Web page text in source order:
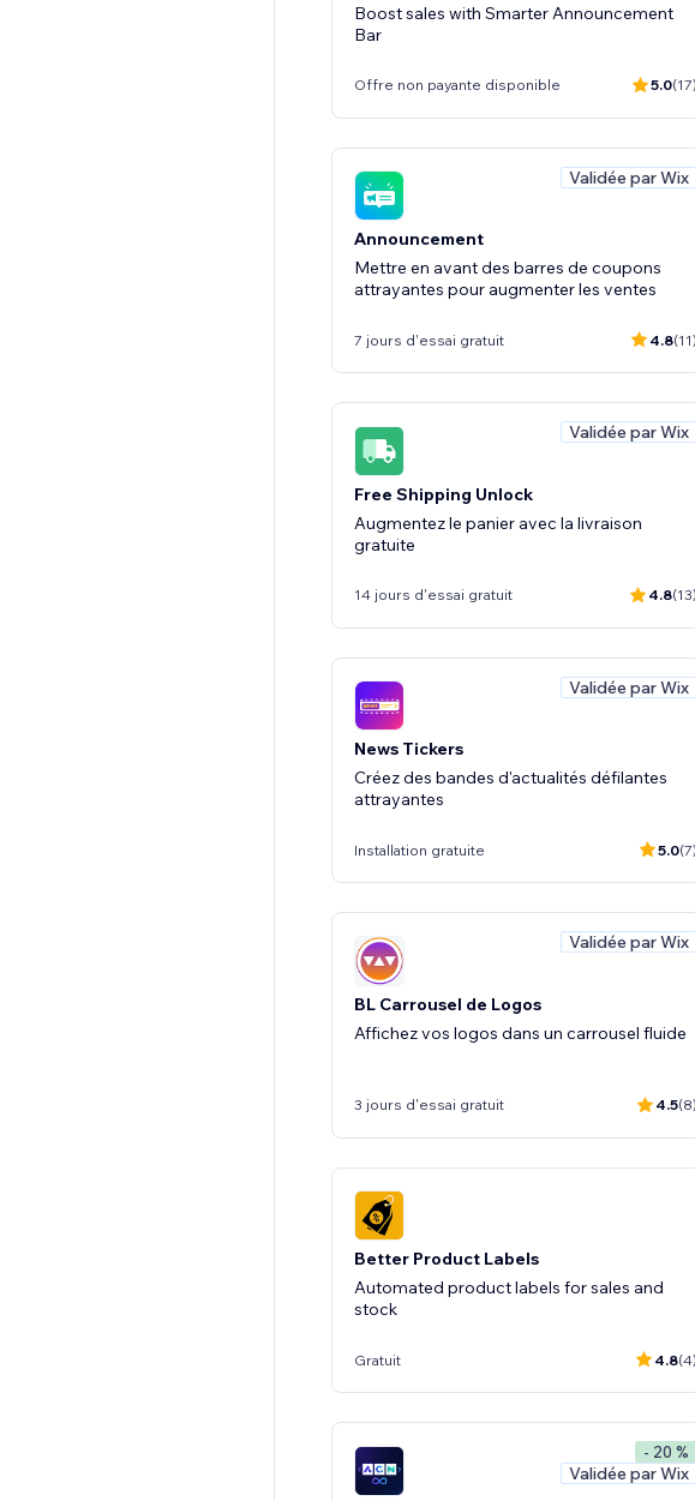
Boost sales with Smarter Announcement
Bar
Offre non payante disponible 5.0(17)
Validée par Wix
Announcement
Mettre en avant des barres de coupons
attrayantes pour augmenter les ventes
7 jours d'essai gratuit 4.8(11)
Validée par Wix
Free Shipping Unlock
Augmentez le panier avec la livraison
gratuite
14 jours d'essai gratuit 4.8(13)
Validée par Wix
News Tickers
Créez des bandes d'actualités défilantes
attrayantes
Installation gratuite 5.0(7)
Validée par Wix
BL Carrousel de Logos
Affichez vos logos dans un carrousel fluide
3 jours d'essai gratuit 4.5(8)
Better Product Labels
Automated product labels for sales and
stock
Gratuit 4.8(4)
- 20 %
Validée par Wix